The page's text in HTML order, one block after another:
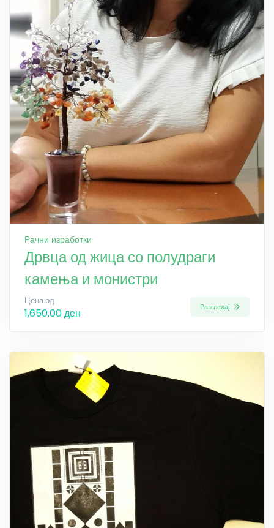
Рачни изработки
Дрвца од жица со полудраги
камења и монистри
Цена од
1,650.00 ден Разгледај